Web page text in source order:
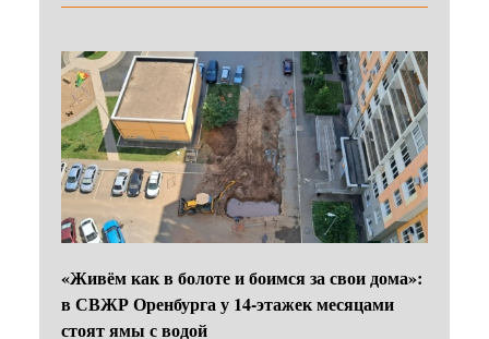
«Живём как в болоте и боимся за свои дома»:
в СВЖР Оренбурга у 14-этажек месяцами
стоят ямы с водой